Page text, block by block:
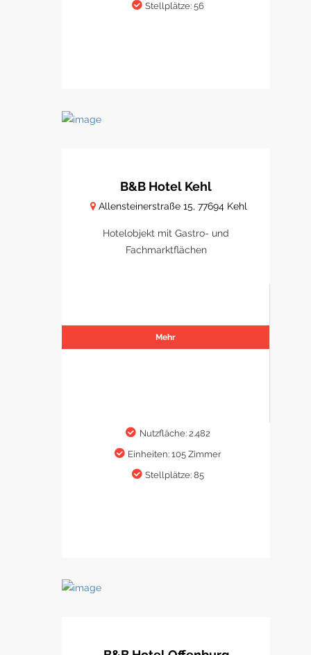
Stellplätze: 56
B&B Hotel Kehl
Allensteinerstraße 15, 77694 Kehl
Hotelobjekt mit Gastro- und
Fachmarktflächen
Mehr
Nutzfläche: 2.482
Einheiten: 105 Zimmer
Stellplätze: 85